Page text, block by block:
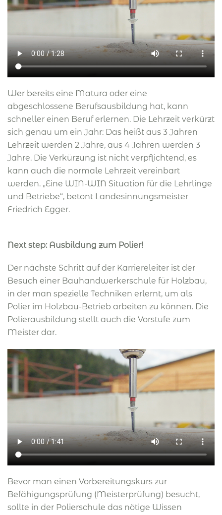
Wer bereits eine Matura oder eine
abgeschlossene Berufsausbildung hat, kann
schneller einen Beruf erlernen. Die Lehrzeit verkürzt
sich genau um ein Jahr: Das heißt aus 3 Jahren
Lehrzeit werden 2 Jahre, aus 4 Jahren werden 3
Jahre. Die Verkürzung ist nicht verpflichtend, es
kann auch die normale Lehrzeit vereinbart
werden. „Eine WIN-WIN Situation für die Lehrlinge
und Betriebe“, betont Landesinnungsmeister
Friedrich Egger.
Next step: Ausbildung zum Polier!
Der nächste Schritt auf der Karriereleiter ist der
Besuch einer Bauhandwerkerschule für Holzbau,
in der man spezielle Techniken erlernt, um als
Polier im Holzbau-Betrieb arbeiten zu können. Die
Polierausbildung stellt auch die Vorstufe zum
Meister dar.
Bevor man einen Vorbereitungskurs zur
Befähigungsprüfung (Meisterprüfung) besucht,
sollte in der Polierschule das nötige Wissen